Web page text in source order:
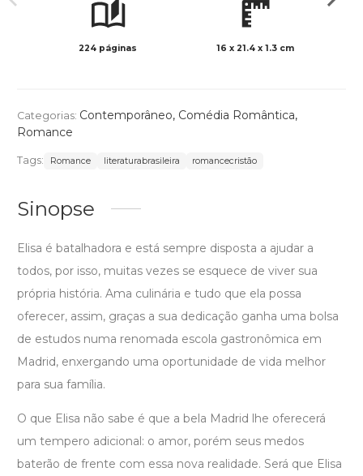
224 páginas 16 x 21.4 x 1.3 cm
Categorias: Contemporâneo, Comédia Romântica,
Romance
Tags: Romance literaturabrasileira romancecristão
Sinopse
Elisa é batalhadora e está sempre disposta a ajudar a
todos, por isso, muitas vezes se esquece de viver sua
própria história. Ama culinária e tudo que ela possa
oferecer, assim, graças a sua dedicação ganha uma bolsa
de estudos numa renomada escola gastronômica em
Madrid, enxergando uma oportunidade de vida melhor
para sua família.
O que Elisa não sabe é que a bela Madrid lhe oferecerá
um tempero adicional: o amor, porém seus medos
baterão de frente com essa nova realidade. Será que Elisa